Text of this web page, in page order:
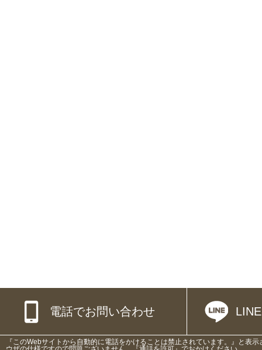
電話でお問い合わせ
『このWebサイトから自動的に電話をかけることは禁止されています。』と表